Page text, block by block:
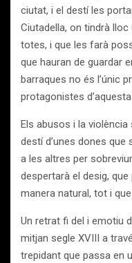
ciutat, i el destí les
Ciutadella, on tindrà
totes, i que les farà
que hauran de guardar
barraques no és l’únic
protagonistes
Els abusos i la violència
destí d’unes dones que
a les altres per
despertarà el desig,
manera natural, tot i
Un retrat fi del i emotiu
mitjan segle XVIII a
trepidant que passa en